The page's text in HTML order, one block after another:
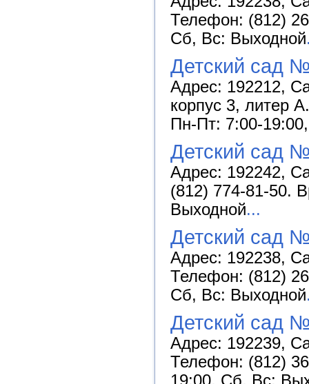
Телефон: (812)
Сб, Вс: Выходной
Детский сад
Адрес: 192212,
корпус 3, литер
Пн-Пт: 7:00-
Детский сад
Адрес: 192242,
(812) 774-81-50.
Выходной...
Детский сад
Адрес: 192238,
Телефон: (812)
Сб, Вс: Выходной
Детский сад
Адрес: 192239,
Телефон: (812)
19:00, Сб, Вс: